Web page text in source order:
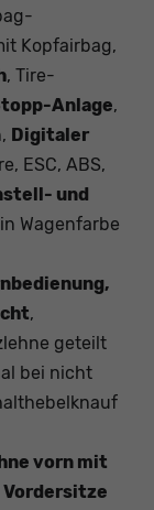
Kopfairbag,
, Tire-
Anlage,
Digitaler
ESC, ABS,
und
Wagenfarbe
,
geteilt
bei nicht
vorn mit